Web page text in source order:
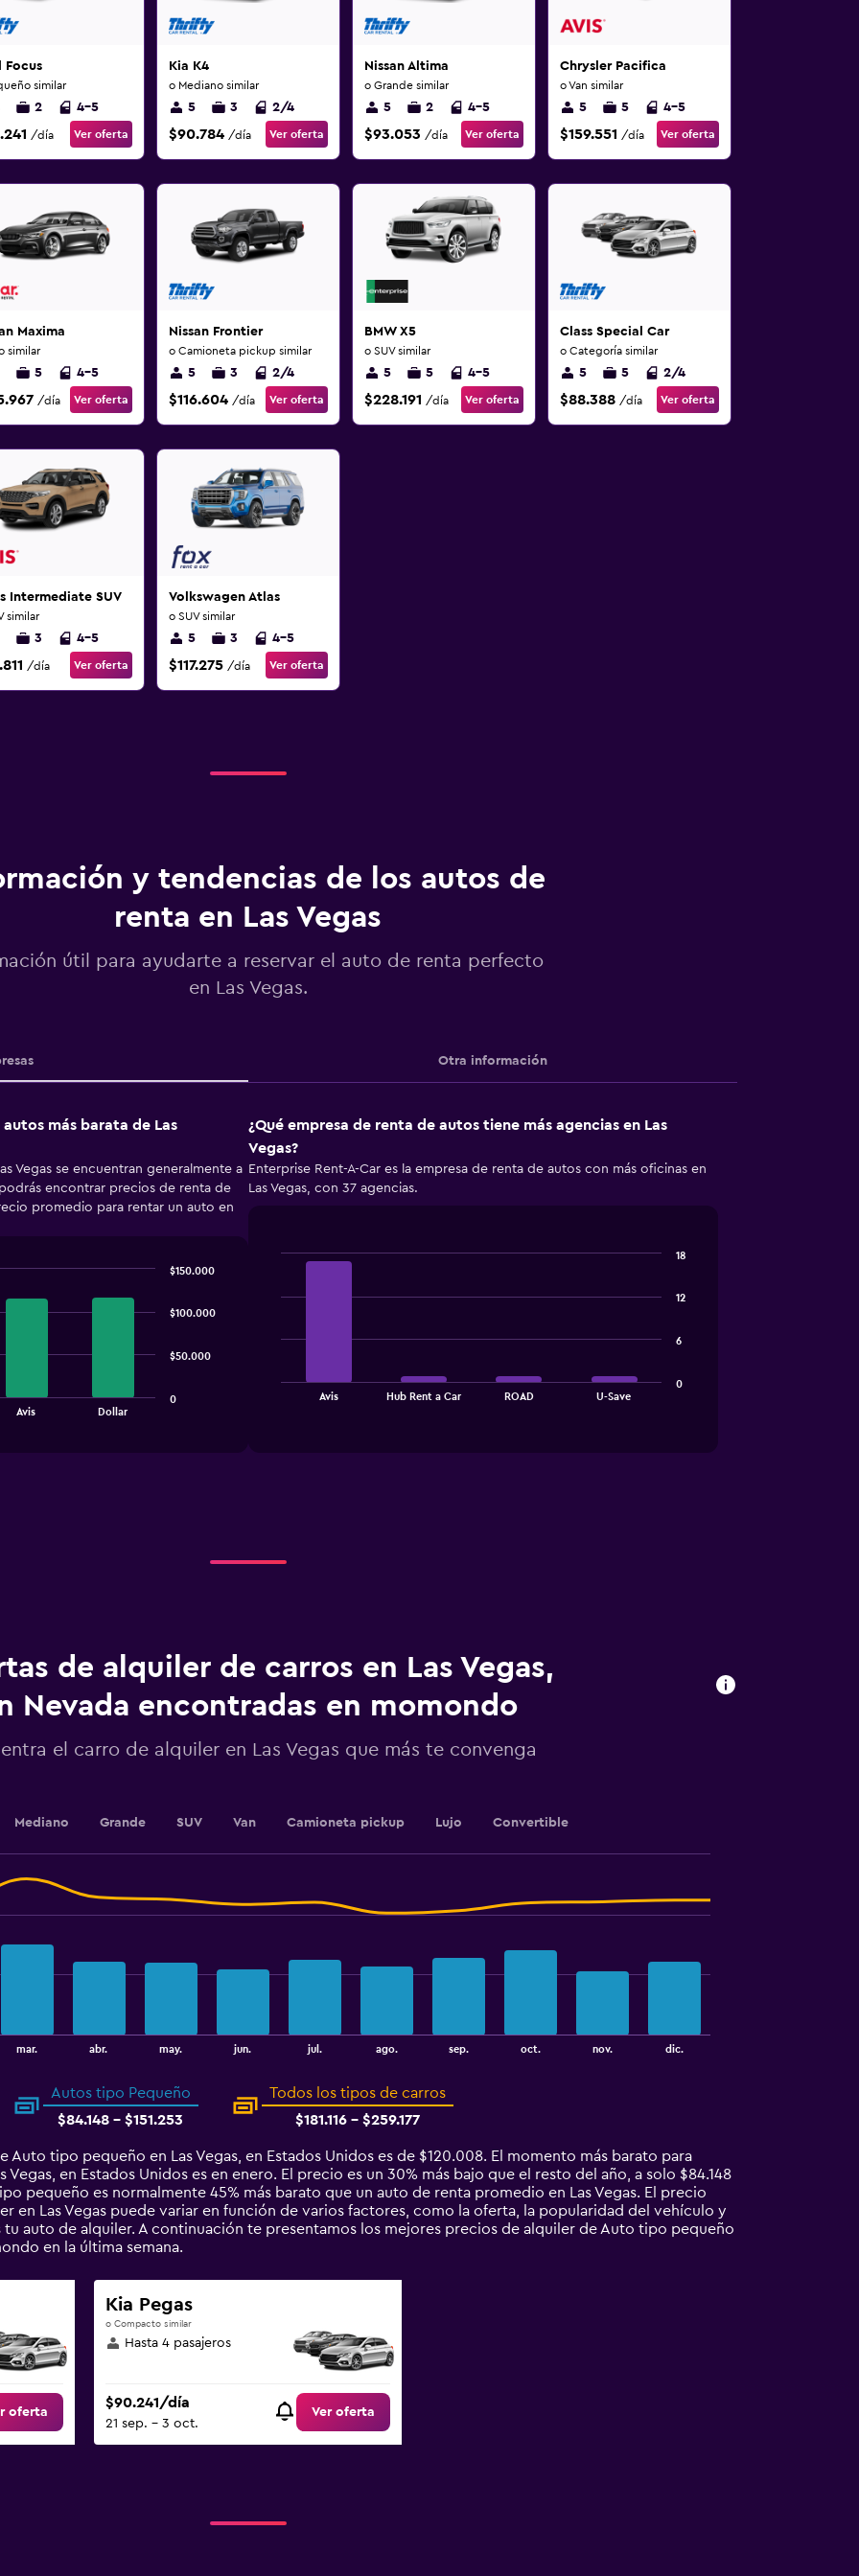
Focus
similar
2 4-5
/día Ver oferta
Kia K4
o Mediano similar
5 3 2/4
$90.784 /día Ver oferta
Nissan Altima
o Grande similar
5 2 4-5
$93.053 /día Ver oferta
Chrysler Pacifica
o Van similar
5 5 4-5
$159.551 /día Ver oferta
Maxima
similar
5 4-5
/día Ver oferta
Nissan Frontier
o Camioneta pickup similar
5 3 2/4
$116.604 /día Ver oferta
BMW X5
o SUV similar
5 5 4-5
$228.191 /día Ver oferta
Class Special Car
o Categoría similar
5 5 2/4
$88.388 /día Ver oferta
Intermediate SUV
similar
3 4-5
/día Ver oferta
Volkswagen Atlas
o SUV similar
5 3 4-5
$117.275 /día Ver oferta
y tendencias de los autos de
renta en Las Vegas
útil para ayudarte a reservar el auto de renta perfecto
en Las Vegas.
Otra información
más barata de Las
Vegas se encuentran generalmente a
encontrar precios de renta de
promedio para rentar un auto en
Avis Dollar
0
$50.000
$100.000
$150.000
¿Qué empresa de renta de autos tiene más agencias en Las
Vegas?
Enterprise Rent-A-Car es la empresa de renta de autos con más oficinas en
Las Vegas, con 37 agencias.
axis
displaying
values.
Range:
to
Avis Hub Rent a Car ROAD U-Save
0
6
12
18
de alquiler de carros en Las Vegas,
Nevada encontradas en momondo
el carro de alquiler en Las Vegas que más te convenga
Mediano Grande SUV Van Camioneta pickup Lujo Convertible
mar. abr. may. jun. jul. ago. sep. oct. nov. dic.
Autos tipo Pequeño
$84.148 - $151.253
Todos los tipos de carros
$181.116 - $259.177
tipo pequeño en Las Vegas, en Estados Unidos es de $120.008. El momento más barato para
en Estados Unidos es en enero. El precio es un 30% más bajo que el resto del año, a solo $84.148
pequeño es normalmente 45% más barato que un auto de renta promedio en Las Vegas. El precio
en Las Vegas puede variar en función de varios factores, como la oferta, la popularidad del vehículo y
tu auto de alquiler. A continuación te presentamos los mejores precios de alquiler de Auto tipo pequeño
en la última semana.
oferta
Kia Pegas
o Compacto similar
Hasta 4 pasajeros
$90.241/día
21 sep. - 3 oct.
Ver oferta